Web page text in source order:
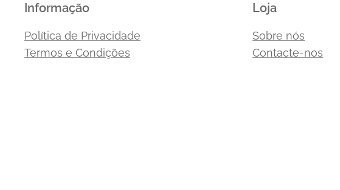
Informação
Política de Privacidade
Termos e Condições
Loja
Sobre nós
Contacte-nos